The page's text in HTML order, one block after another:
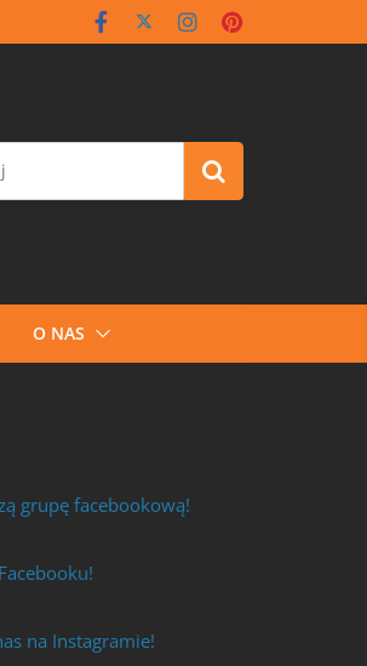
O NAS
grupę facebookową!
na Instagramie!